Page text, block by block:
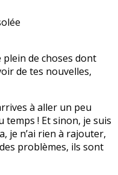
plein de choses dont
de tes nouvelles,
à aller un peu
temps ! Et sinon, je suis
je n’ai rien à rajouter,
problèmes, ils sont